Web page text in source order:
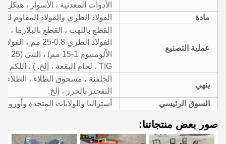
الأدوات المعدنية ، الأسوار ، هيكل
مادة
الفولاذ الطري والفولاذ المقاوم
عملية التصنيع
TIG ، لحام البقعة ، إلخ. ) ، اللكم ، الختم ، الآلات إلخ.
ينهي
الجلفنة ، مسحوق الطلاء ، الطلاء ،
التفجير بالخرز ، إلخ.
السوق الرئيسي
أستراليا والولايات المتحدة
صور بعض منتجاتنا: